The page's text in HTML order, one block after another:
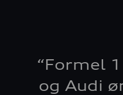
“Formel
og Audi